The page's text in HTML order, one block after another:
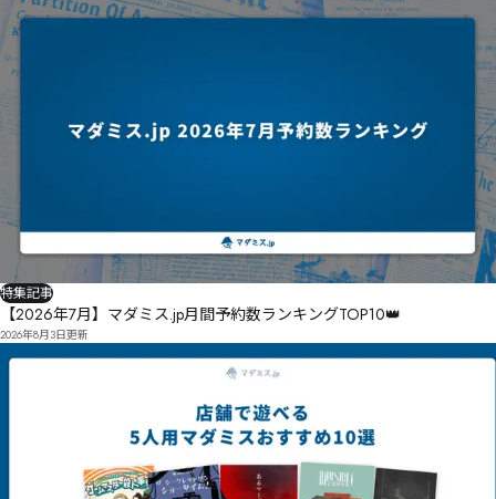
特集記事
【2026年7月】マダミス.jp月間予約数ランキングTOP10👑
2026年8月3日更新